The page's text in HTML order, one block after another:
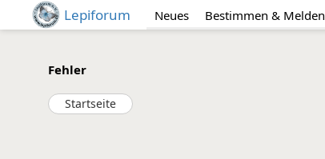
Lepiforum Neues Bestimmen & Melden
Fehler
Startseite